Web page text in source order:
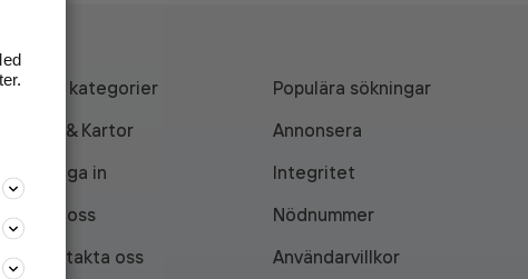
Alla kategorier
Populära sökningar
API & Kartor
Annonsera
Logga in
Integritet
Om oss
Nödnummer
Kontakta oss
Användarvillkor